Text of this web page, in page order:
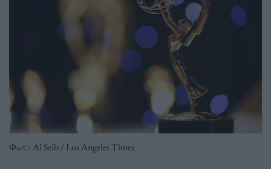
Φωτ.: Al Seib / Los Angeles Times